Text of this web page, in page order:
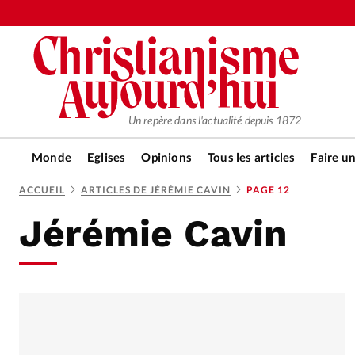
Un repère dans l'actualité depuis 1872
Monde Eglises Opinions Tous les articles Faire
RUBRIQUES
Tous les articles
ACCUEIL ARTICLES DE JÉRÉMIE CAVIN PAGE 12
Jérémie Cavin